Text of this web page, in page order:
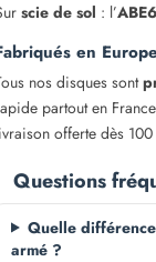
scie de sol : l’
en
nos disques sont
partout en
offerte dès 100
Questions
Quelle
armé ?